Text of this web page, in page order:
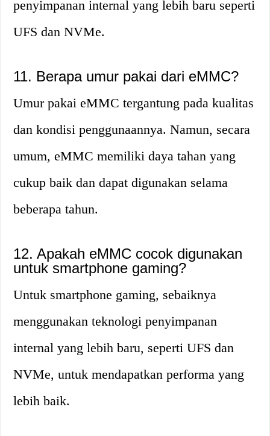
penyimpanan internal yang lebih baru seperti
UFS dan NVMe.
11. Berapa umur pakai dari eMMC?
Umur pakai eMMC tergantung pada kualitas
dan kondisi penggunaannya. Namun, secara
umum, eMMC memiliki daya tahan yang
cukup baik dan dapat digunakan selama
beberapa tahun.
12. Apakah eMMC cocok digunakan
untuk smartphone gaming?
Untuk smartphone gaming, sebaiknya
menggunakan teknologi penyimpanan
internal yang lebih baru, seperti UFS dan
NVMe, untuk mendapatkan performa yang
lebih baik.